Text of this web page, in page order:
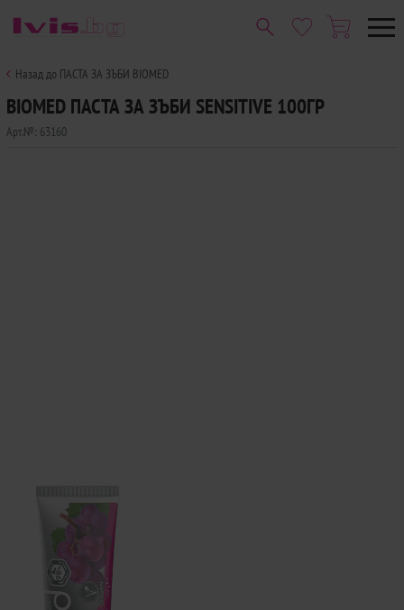
Назад до ПАСТА ЗА ЗЪБИ BIOMED
BIOMED ПАСТА ЗА ЗЪБИ SENSITIVE 100ГР
Арт.№: 63160